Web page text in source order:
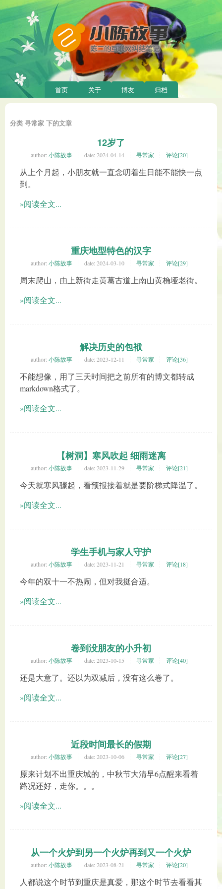
首页 关于 博友 归档
分类 寻常家 下的文章
12岁了
author: 小陈故事 date: 2024-04-14 寻常家 评论[20]
从上个月起，小朋友就一直念叨着生日能不能快一点
到。
»阅读全文...
重庆地型特色的汉字
author: 小陈故事 date: 2024-03-10 寻常家 评论[29]
周末爬山，由上新街走黄葛古道上南山黄桷垭老街。
»阅读全文...
解决历史的包袱
author: 小陈故事 date: 2023-12-11 寻常家 评论[36]
不能想像，用了三天时间把之前所有的博文都转成
markdown格式了。
»阅读全文...
【树洞】寒风吹起 细雨迷离
author: 小陈故事 date: 2023-11-29 寻常家 评论[21]
今天就寒风骤起，看预报接着就是要阶梯式降温了。
»阅读全文...
学生手机与家人守护
author: 小陈故事 date: 2023-11-21 寻常家 评论[18]
今年的双十一不热闹，但对我挺合适。
»阅读全文...
卷到没朋友的小升初
author: 小陈故事 date: 2023-10-15 寻常家 评论[40]
还是大意了。还以为双减后，没有这么卷了。
»阅读全文...
近段时间最长的假期
author: 小陈故事 date: 2023-10-06 寻常家 评论[27]
原来计划不出重庆城的，中秋节大清早6点醒来看着
路况还好，走你。。。
»阅读全文...
从一个火炉到另一个火炉再到又一个火炉
author: 小陈故事 date: 2023-08-21 寻常家 评论[20]
人都说这个时节到重庆是真爱，那这个时节去看看其